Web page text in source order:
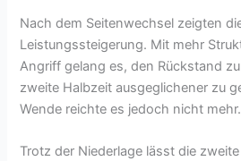
Nach dem Seitenwechsel zeigten
Leistungssteigerung. Mit mehr
Angriff gelang es, den Rückstand
zweite Halbzeit ausgeglichener zu
Wende reichte es jedoch nicht mehr.
Trotz der Niederlage lässt die